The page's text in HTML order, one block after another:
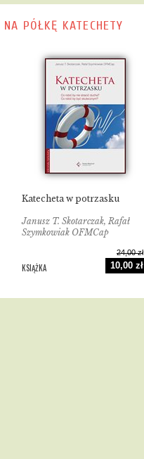
NA PÓŁKĘ KATECHETY
Katecheta w potrzasku
Janusz T. Skotarczak, Rafał
Szymkowiak OFMCap
KSIĄŻKA
24,00 zł
10,00 zł